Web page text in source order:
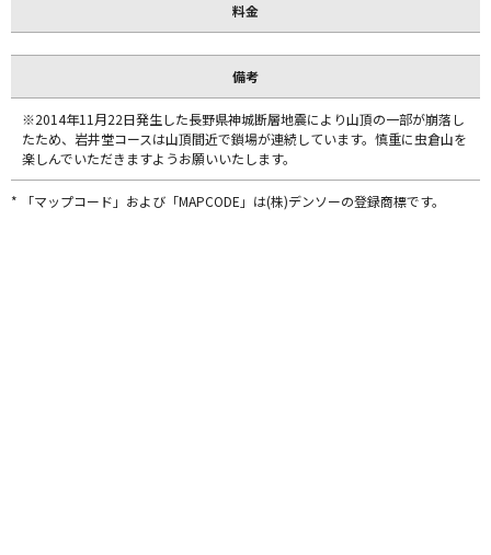
料金
備考
※2014年11月22日発生した長野県神城断層地震により山頂の一部が崩落し
たため、岩井堂コースは山頂間近で鎖場が連続しています。慎重に虫倉山を
楽しんでいただきますようお願いいたします。
* 「マップコード」および「MAPCODE」は(株)デンソーの登録商標です。